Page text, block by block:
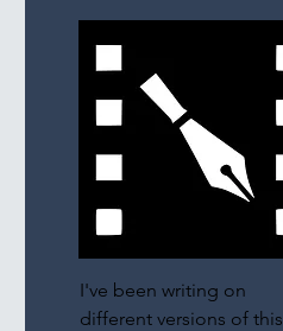
I've been writing on
different versions of this